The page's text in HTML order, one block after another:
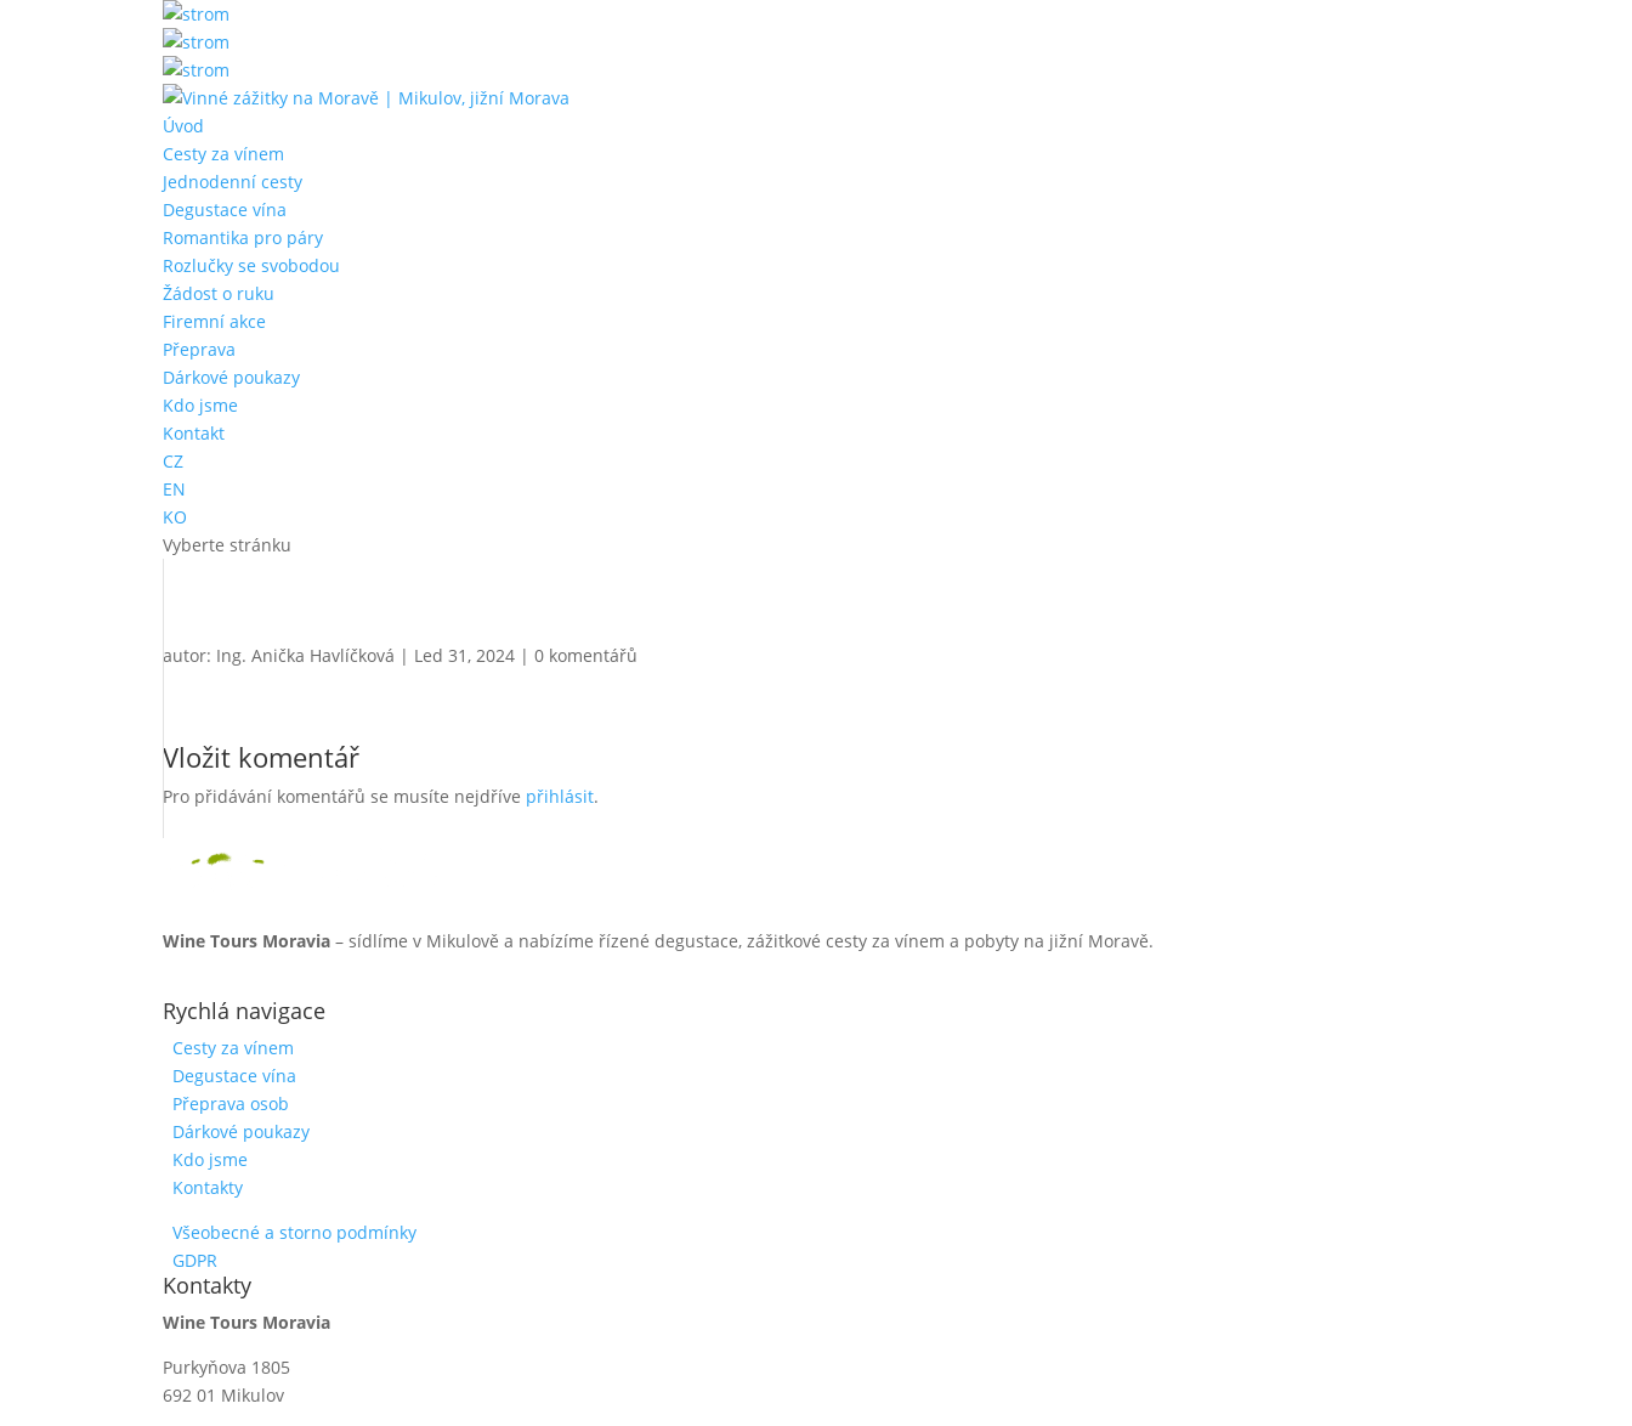
Úvod
Cesty za vínem
Jednodenní cesty
Degustace vína
Romantika pro páry
Rozlučky se svobodou
Žádost o ruku
Firemní akce
Přeprava
Dárkové poukazy
Kdo jsme
Kontakt
CZ
EN
KO
Vyberte stránku
autor: Ing. Anička Havlíčková | Led 31, 2024 |0 komentářů
Vložit komentář
Pro přidávání komentářů se musíte nejdříve přihlásit.
Wine Tours Moravia – sídlíme v Mikulově a nabízíme řízené degustace, zážitkové cesty za vínem a pobyty na jižní Moravě.
Rychlá navigace
Cesty za vínem
Degustace vína
Přeprava osob
Dárkové poukazy
Kdo jsme
Kontakty
Všeobecné a storno podmínky
GDPR
Kontakty
Wine Tours Moravia
Purkyňova 1805
692 01 Mikulov